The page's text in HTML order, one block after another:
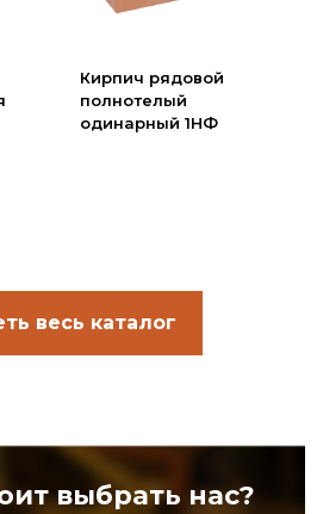
Кирпич рядовой
полнотелый
одинарный 1НФ
весь каталог
выбрать нас?